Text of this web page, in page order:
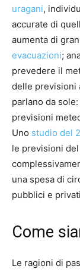
uragani,
accurate di
aumenta di
evacuazioni;
prevedere il
delle previsioni
parlano da
previsioni
Uno studio del
le previsioni
una spesa di
pubblici e
Come
Le ragioni di